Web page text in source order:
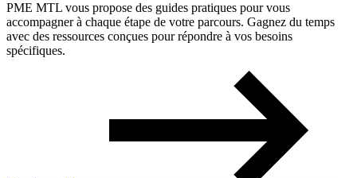
PME MTL vous propose des guides pratiques pour vous
accompagner à chaque étape de votre parcours. Gagnez du temps
avec des ressources conçues pour répondre à vos besoins
spécifiques.